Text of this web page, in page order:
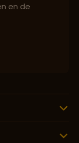
en de